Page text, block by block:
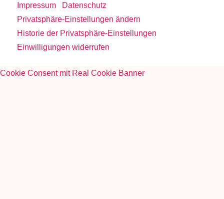
Impressum
Datenschutz
Privatsphäre-Einstellungen ändern
Historie der Privatsphäre-Einstellungen
Einwilligungen widerrufen
Cookie Consent mit Real Cookie Banner